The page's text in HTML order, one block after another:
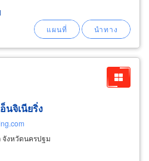
ไม่ได้ใน
แบบบ้านหรูหรา
นจิเนียริ่ง
งหวัดนครปฐม